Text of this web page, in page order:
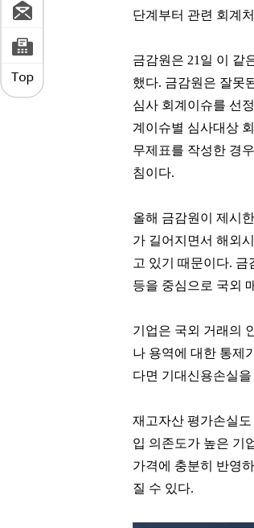
단계부터 관련 회계
금감원은 21일 이 같
했다. 금감원은 잘못
심사 회계이슈를 선
계이슈별 심사대상
무제표를 작성한 경
침이다.
올해 금감원이 제시
가 길어지면서 해외
고 있기 때문이다. 금
등을 중심으로 국외
기업은 국외 거래의
나 용역에 대한 통제
다면 기대신용손실
재고자산 평가손실
입 의존도가 높은 기
가격에 충분히 반영
질 수 있다.